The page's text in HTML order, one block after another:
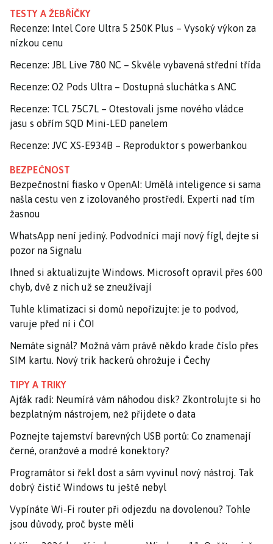
TESTY A ŽEBŘÍČKY
Recenze: Intel Core Ultra 5 250K Plus – Vysoký výkon za
nízkou cenu
Recenze: JBL Live 780 NC – Skvěle vybavená střední třída
Recenze: O2 Pods Ultra – Dostupná sluchátka s ANC
Recenze: TCL 75C7L – Otestovali jsme nového vládce
jasu s obřím SQD Mini-LED panelem
Recenze: JVC XS-E934B – Reproduktor s powerbankou
BEZPEČNOST
Bezpečnostní fiasko v OpenAI: Umělá inteligence si sama
našla cestu ven z izolovaného prostředí. Experti nad tím
žasnou
WhatsApp není jediný. Podvodníci mají nový fígl, dejte si
pozor na Signalu
Ihned si aktualizujte Windows. Microsoft opravil přes 600
chyb, dvě z nich už se zneužívají
Tuhle klimatizaci si domů nepořizujte: je to podvod,
varuje před ní i ČOI
Nemáte signál? Možná vám právě někdo krade číslo přes
SIM kartu. Nový trik hackerů ohrožuje i Čechy
TIPY A TRIKY
Ajťák radí: Neumírá vám náhodou disk? Zkontrolujte si ho
bezplatným nástrojem, než přijdete o data
Poznejte tajemství barevných USB portů: Co znamenají
černé, oranžové a modré konektory?
Programátor si řekl dost a sám vyvinul nový nástroj. Tak
dobrý čistič Windows tu ještě nebyl
Vypínáte Wi-Fi router při odjezdu na dovolenou? Tohle
jsou důvody, proč byste měli